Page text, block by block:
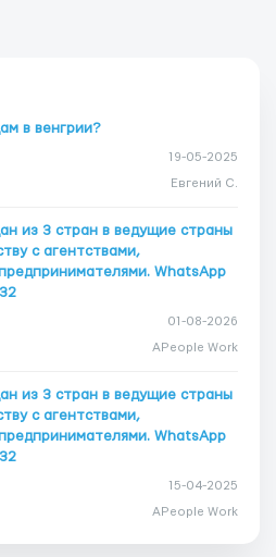
в венгрии?
19-05-2025
Евгений C.
из 3 стран в ведущие страны
с агентствами,
WhatsApp
01-08-2026
APeople Work
из 3 стран в ведущие страны
с агентствами,
WhatsApp
15-04-2025
APeople Work